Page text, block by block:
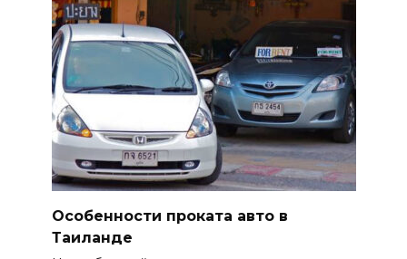
Особенности проката авто в
Таиланде